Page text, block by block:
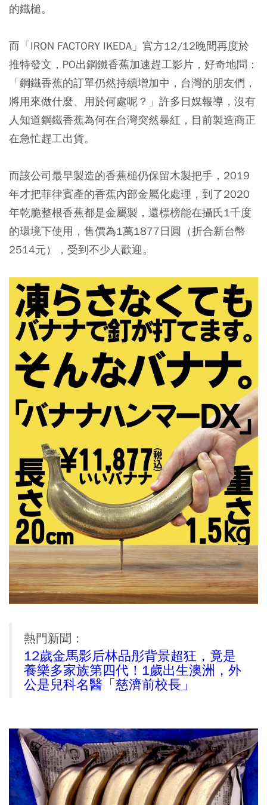
的鐵槌。
而「IRON FACTORY IKEDA」官方12/12晚間再度於
推特發文，PO出鋼鐵香蕉加速趕工影片，好奇地問：
「鋼鐵香蕉的訂單仍然持續增加中，台灣的朋友們，
將用來做什麼、用於何處呢？」許多日媒報導，沒有
人知道鋼鐵香蕉為何在台灣突然暴紅，目前製造商正
在急忙趕工出貨。
而該公司最早製造的香蕉槌仍保留木製把手，2019
年才把菲律賓產的香蕉內部金屬化處理，到了2020
年乾脆整根香蕉都是金屬製，還標榜能在攝氏1千度
的環境下使用，售價為1萬1877日圓（折合新台幣
2514元），受到不少人歡迎。
熱門新聞：
12歲金馬影后林品彤背景超狂，竟是
養樂多家族第四代！1歲出生澳洲，外
公是兒科名醫「慈濟前校長」